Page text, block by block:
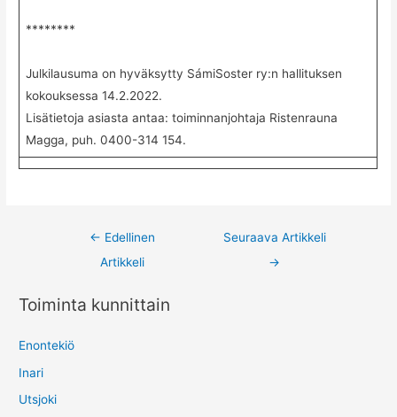
********
Julkilausuma on hyväksytty SámiSoster ry:n hallituksen
kokouksessa 14.2.2022.
Lisätietoja asiasta antaa: toiminnanjohtaja Ristenrauna
Magga, puh. 0400-314 154.
navigation
← Edellinen
Artikkeli
Seuraava Artikkeli
→
Toiminta kunnittain
Enontekiö
Inari
Utsjoki